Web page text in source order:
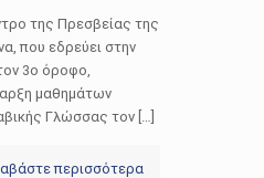
της Πρεσβείας της
που εδρεύει στην
3ο όροφο,
μαθημάτων
Γλώσσας τον […]
περισσότερα